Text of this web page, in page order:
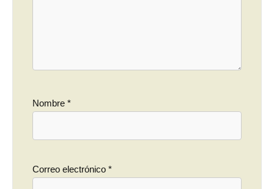
Nombre *
Correo electrónico *